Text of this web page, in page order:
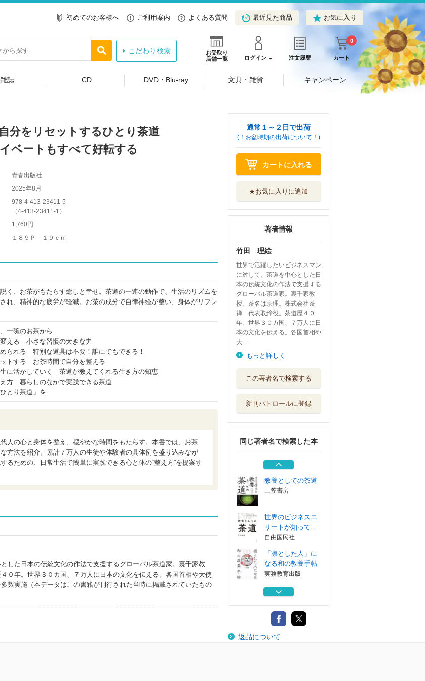
初めてのお客様へ ご利用案内 よくある質問 最近見た商品 お気に入り
お受取り
店舗一覧
ログイン 注文履歴 カート
0
こだわり検索
雑誌 CD DVD・Blu-ray 文具・雑貨 キャンペーン
分をリセットするひとり茶道
ベートもすべて好転する
青春出版社
2025年8月
978-4-413-23411-5
（4-413-23411-1 ）
1,760円
１８９Ｐ １９ｃｍ
く、お茶がもたらす癒しと幸せ。茶道の一連の動作で、生活のリズムを
れ、精神的な疲労が軽減。お茶の成分で自律神経が整い、身体がリフレ
一碗のお茶から
える 小さな習慣の大きな力
られる 特別な道具は不要！誰にでもできる！
トする お茶時間で自分を整える
に活かしていく 茶道が教えてくれる生き方の知恵
方 暮らしのなかで実践できる茶道
とり茶道」を
人の心と身体を整え、穏やかな時間をもたらす。本書では、お茶
方法を紹介。累計７万人の生徒や体験者の具体例を盛り込みなが
るための、日常生活で簡単に実践できる心と体の“整え方”を提案す
した日本の伝統文化の作法で支援するグローバル茶道家。裏千家教
年。世界３０カ国、７万人に日本の文化を伝える。各国首相や大使
数実施（本データはこの書籍が刊行された当時に掲載されていたもの
通常１～２日で出荷
(！お盆時期の出荷について！)
カートに入れる
★お気に入りに追加
著者情報
竹田 理絵
世界で活躍したいビジネスマン
に対して、茶道を中心とした日
本の伝統文化の作法で支援する
グローバル茶道家。裏千家教
授。茶名は宗理。株式会社茶
禅 代表取締役。茶道歴４０
年。世界３０カ国、７万人に日
本の文化を伝える。各国首相や
大 …
もっと詳しく
この著者名で検索する
新刊パトロールに登録
同じ著者名で検索した本
なる和の教養手帖
凛として美しい内
実務教育出版
世界のビジネスエ
リートが知って...
自由国民社
教養としての茶道
三笠書房
世界のビジネスエ
リートが知って...
自由国民社
「凛とした人」に
なる和の教養手帖
実務教育出版
凛として美しい内
実務教育出版
世界のビジネスエ
リートが知って...
返品について